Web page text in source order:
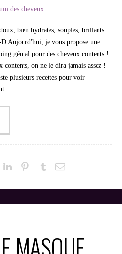
bien hydratés, souples, brillants...
Aujourd'hui, je vous propose une
génial pour des cheveux contents !
contents, on ne le dira jamais assez !
plusieurs recettes pour voir
...
MASQUE